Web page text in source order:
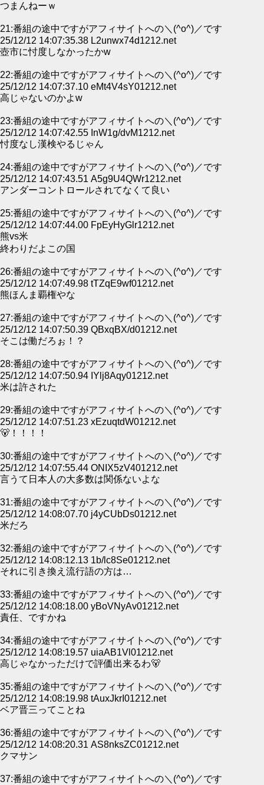
つまんねーｗ
21:番組の途中ですがアフィサイトへの＼(^o^)／です
25/12/12 14:07:35.38 L2unwx74d1212.net
壺市に忖度しなかったかw
22:番組の途中ですがアフィサイトへの＼(^o^)／です
25/12/12 14:07:37.10 eMt4V4sY01212.net
高じゃないのかよw
23:番組の途中ですがアフィサイトへの＼(^o^)／です
25/12/12 14:07:42.55 InW1g/dvM1212.net
忖度なし漢検やるじゃん
24:番組の途中ですがアフィサイトへの＼(^o^)／です
25/12/12 14:07:43.51 A5g9U4QWr1212.net
アンダーコントロールされてなくて良い
25:番組の途中ですがアフィサイトへの＼(^o^)／です
25/12/12 14:07:44.00 FpEyHyGlr1212.net
熊vs米
終わりだよこの国
26:番組の途中ですがアフィサイトへの＼(^o^)／です
25/12/12 14:07:49.98 tTZqE9wf01212.net
熊ほんま覇権やな
27:番組の途中ですがアフィサイトへの＼(^o^)／です
25/12/12 14:07:50.39 QBxqBX/d01212.net
そこは働だろぉ！？
28:番組の途中ですがアフィサイトへの＼(^o^)／です
25/12/12 14:07:50.94 IYlj8Aqy01212.net
米は許された
29:番組の途中ですがアフィサイトへの＼(^o^)／です
25/12/12 14:07:51.23 xEzuqtdW01212.net
🐻！！！！
30:番組の途中ですがアフィサイトへの＼(^o^)／です
25/12/12 14:07:55.44 ONIX5zV401212.net
言うて日本人の大多数は関係ないよな
31:番組の途中ですがアフィサイトへの＼(^o^)／です
25/12/12 14:08:07.70 j4yCUbDs01212.net
米だろ
32:番組の途中ですがアフィサイトへの＼(^o^)／です
25/12/12 14:08:12.13 1b/lc8Se01212.net
それに引き換え流行語の方は…
33:番組の途中ですがアフィサイトへの＼(^o^)／です
25/12/12 14:08:18.00 yBoVNyAv01212.net
責任、ですかね
34:番組の途中ですがアフィサイトへの＼(^o^)／です
25/12/12 14:08:19.57 uiaAB1Vl01212.net
高じゃなかっただけで評価出来るわ🐻
35:番組の途中ですがアフィサイトへの＼(^o^)／です
25/12/12 14:08:19.98 tAuxJkrI01212.net
ベア晋三ってことね
36:番組の途中ですがアフィサイトへの＼(^o^)／です
25/12/12 14:08:20.31 AS8nksZC01212.net
クマサン
37:番組の途中ですがアフィサイトへの＼(^o^)／です